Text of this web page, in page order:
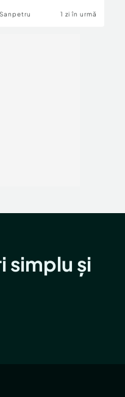
Sanpetru 1 zi în urmă
simplu și